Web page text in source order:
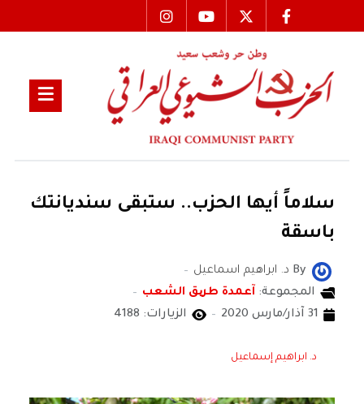
سلاماً أيها الحزب.. ستبقى سنديانتك
باسقة
By د. ابراهيم اسماعيل
المجموعة: آعمدة طریق الشعب
31 آذار/مارس 2020
الزيارات: 4188
د. ابراهيم إسماعيل